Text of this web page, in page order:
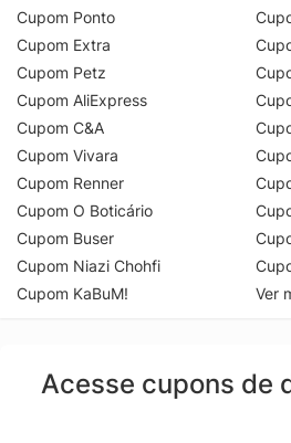
Cupom Ponto
Cupom Extra
Cupom Petz
Cupom AliExpress
Cupom C&A
Cupom Vivara
Cupom Renner
Cupom O Boticário
Cupom Buser
Cupom Niazi Chohfi
Cupom KaBuM!
Ver
Acesse cupons de